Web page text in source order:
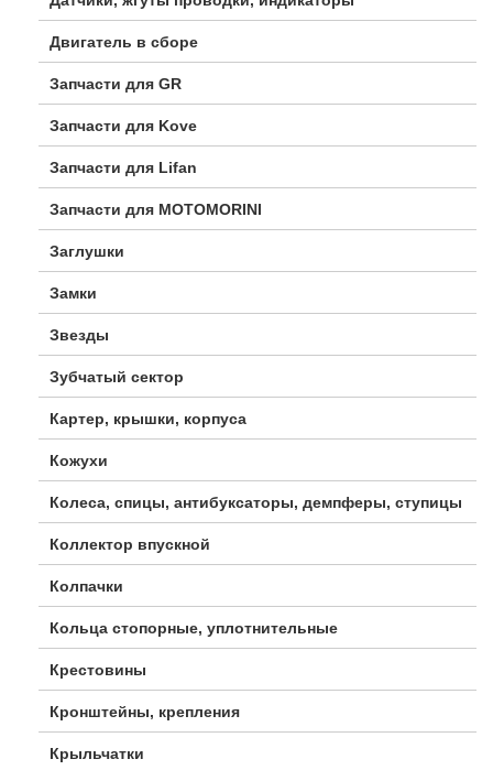
Двигатель в сборе
Запчасти для GR
Запчасти для Kove
Запчасти для Lifan
Запчасти для MOTOMORINI
Заглушки
Замки
Звезды
Зубчатый сектор
Картер, крышки, корпуса
Кожухи
Колеса, спицы, антибуксаторы, демпферы, ступицы
Коллектор впускной
Колпачки
Кольца стопорные, уплотнительные
Крестовины
Кронштейны, крепления
Крыльчатки